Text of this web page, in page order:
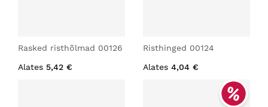
Rasked risthõlmad 00126
Alates 5,42 €
Risthinged 00124
Alates 4,04 €